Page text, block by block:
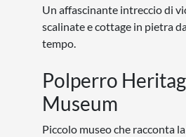
Un affascinante intreccio di
scalinate e cottage in pietra
tempo.
Polperro
Museum
Piccolo museo che racconta